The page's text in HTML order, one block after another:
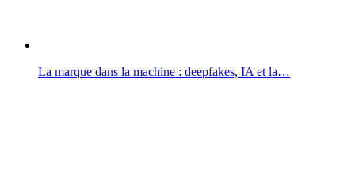
La marque dans la machine : deepfakes, IA et la…